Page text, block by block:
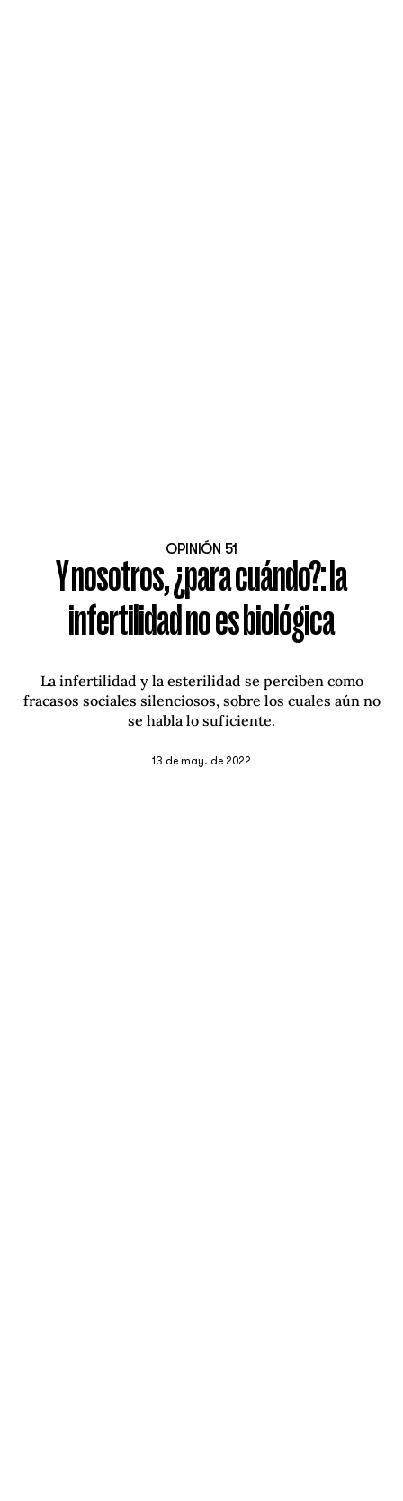
OPINIÓN 51
Y nosotros, ¿para cuándo?: la
infertilidad no es biológica
La infertilidad y la esterilidad se perciben como
fracasos sociales silenciosos, sobre los cuales aún no
se habla lo suficiente.
13 de may. de 2022